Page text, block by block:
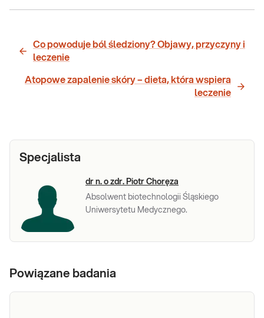
Co powoduje ból śledziony? Objawy, przyczyny i
leczenie
Atopowe zapalenie skóry – dieta, która wspiera
leczenie
Specjalista
dr n. o zdr. Piotr Choręza
Absolwent biotechnologii Śląskiego
Uniwersytetu Medycznego.
Powiązane badania